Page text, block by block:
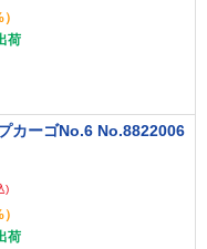
荷
カーゴNo.6 No.8822006
)
荷